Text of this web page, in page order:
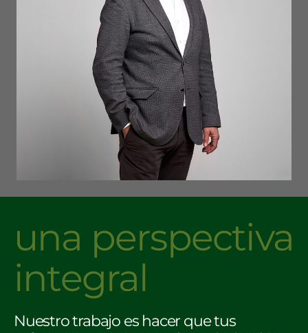
una perspectiva
integral
Nuestro trabajo es hacer que tus